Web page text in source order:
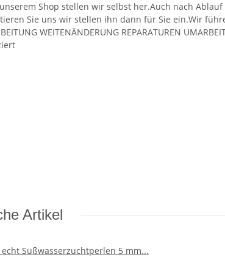
Shop stellen wir selbst her.Auch nach
Sie uns wir stellen ihn dann für Sie ein.Wir
WEITENÄNDERUNG REPARATUREN
Artikel